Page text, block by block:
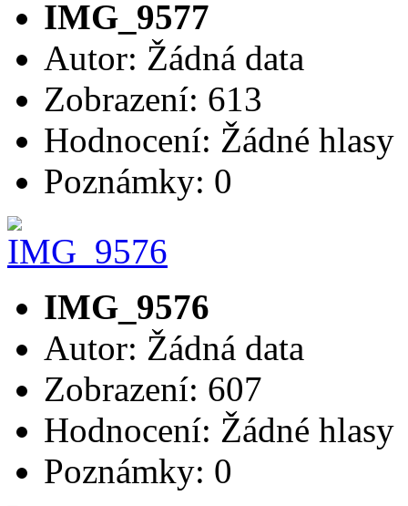
IMG_9577
Autor: Žádná data
Zobrazení: 613
Hodnocení: Žádné hlasy
Poznámky: 0
IMG_9576
Autor: Žádná data
Zobrazení: 607
Hodnocení: Žádné hlasy
Poznámky: 0